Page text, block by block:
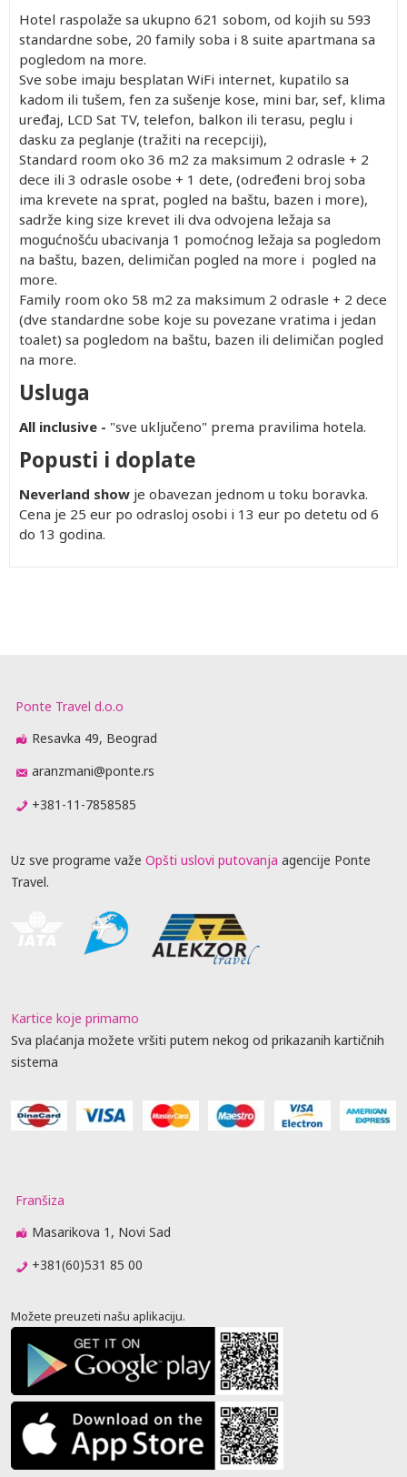
Hotel raspolaže sa ukupno 621 sobom, od kojih su 593
standardne sobe, 20 family soba i 8 suite apartmana sa
pogledom na more.
Sve sobe imaju besplatan WiFi internet, kupatilo sa
kadom ili tušem, fen za sušenje kose, mini bar, sef, klima
uređaj, LCD Sat TV, telefon, balkon ili terasu, peglu i
dasku za peglanje (tražiti na recepciji),
Standard room oko 36 m2 za maksimum 2 odrasle + 2
dece ili 3 odrasle osobe + 1 dete, (određeni broj soba
ima krevete na sprat, pogled na baštu, bazen i more),
sadrže king size krevet ili dva odvojena ležaja sa
mogućnošću ubacivanja 1 pomoćnog ležaja sa pogledom
na baštu, bazen, delimičan pogled na more i pogled na
more.
Family room oko 58 m2 za maksimum 2 odrasle + 2 dece
(dve standardne sobe koje su povezane vratima i jedan
toalet) sa pogledom na baštu, bazen ili delimičan pogled
na more.
Usluga
All inclusive - "sve uključeno" prema pravilima hotela.
Popusti i doplate
Neverland show je obavezan jednom u toku boravka.
Cena je 25 eur po odrasloj osobi i 13 eur po detetu od 6
do 13 godina.
Ponte Travel d.o.o
Resavka 49, Beograd
aranzmani@ponte.rs
+381-11-7858585
Uz sve programe važe Opšti uslovi putovanja agencije Ponte
Travel.
Kartice koje primamo
Sva plaćanja možete vršiti putem nekog od prikazanih kartičnih
sistema
Franšiza
Masarikova 1, Novi Sad
+381(60)531 85 00
Možete preuzeti našu aplikaciju.